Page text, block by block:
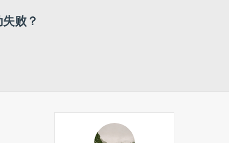
败？